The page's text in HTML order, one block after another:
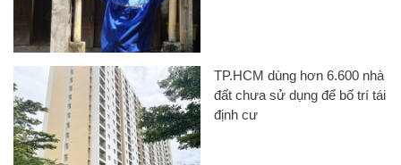
TP.HCM dùng hơn 6.600 nhà
đất chưa sử dụng để bố trí tái
định cư